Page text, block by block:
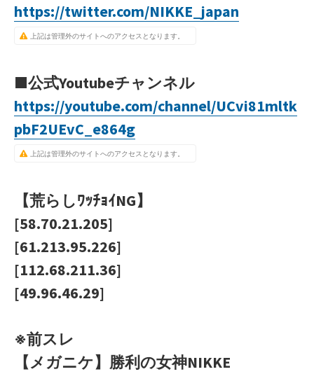
https://twitter.com/NIKKE_japan
上記は管理外のサイトへのアクセスとなります。
■公式Youtubeチャンネル
https://youtube.com/channel/UCvi81mltk
pbF2UEvC_e864g
上記は管理外のサイトへのアクセスとなります。
【荒らしﾜｯﾁｮｲNG】
[58.70.21.205]
[61.213.95.226]
[112.68.211.36]
[49.96.46.29]
※前スレ
【メガニケ】勝利の女神NIKKE